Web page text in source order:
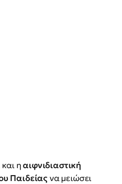
και ηαιφνιδιαστική
Παιδείαςνα μειώσει